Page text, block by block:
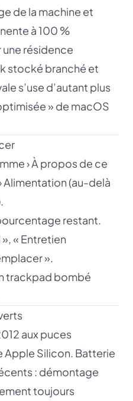
de la machine et
à 100 %
résidence
stocké branché et
s’use d’autant plus
» de macOS
› À propos de ce
Alimentation (au-delà
restant.
« Entretien
».
trackpad bombé
aux puces
Apple Silicon. Batterie
: démontage
toujours